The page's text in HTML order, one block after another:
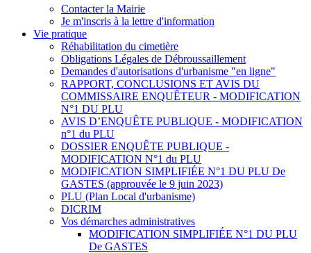
Contacter la Mairie
Je m'inscris à la lettre d'information
Vie pratique
Réhabilitation du cimetière
Obligations Légales de Débroussaillement
Demandes d'autorisations d'urbanisme "en ligne"
RAPPORT, CONCLUSIONS ET AVIS DU
COMMISSAIRE ENQUÊTEUR - MODIFICATION
N°1 DU PLU
AVIS D’ENQUÊTE PUBLIQUE - MODIFICATION
n°1 du PLU
DOSSIER ENQUÊTE PUBLIQUE -
MODIFICATION N°1 du PLU
MODIFICATION SIMPLIFIÉE N°1 DU PLU De
GASTES (approuvée le 9 juin 2023)
PLU (Plan Local d'urbanisme)
DICRIM
Vos démarches administratives
MODIFICATION SIMPLIFIÉE N°1 DU PLU
De GASTES